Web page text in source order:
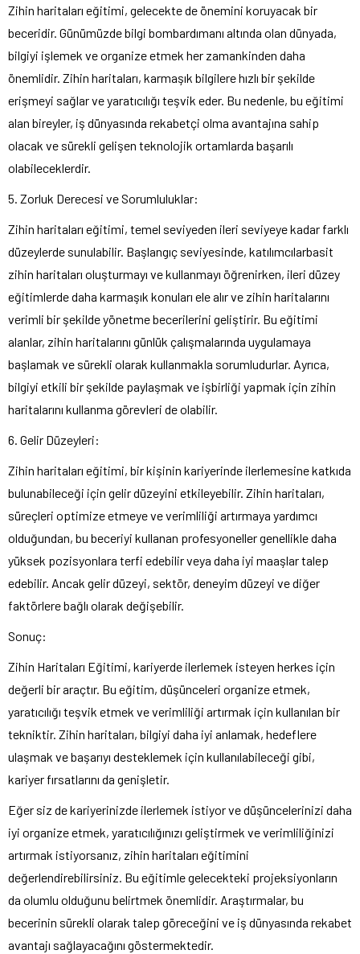
Zihin haritaları eğitimi, gelecekte de önemini koruyacak bir
beceridir. Günümüzde bilgi bombardımanı altında olan dünyada,
bilgiyi işlemek ve organize etmek her zamankinden daha
önemlidir. Zihin haritaları, karmaşık bilgilere hızlı bir şekilde
erişmeyi sağlar ve yaratıcılığı teşvik eder. Bu nedenle, bu eğitimi
alan bireyler, iş dünyasında rekabetçi olma avantajına sahip
olacak ve sürekli gelişen teknolojik ortamlarda başarılı
olabileceklerdir.
5. Zorluk Derecesi ve Sorumluluklar:
Zihin haritaları eğitimi, temel seviyeden ileri seviyeye kadar farklı
düzeylerde sunulabilir. Başlangıç ​​seviyesinde, katılımcılarbasit
zihin haritaları oluşturmayı ve kullanmayı öğrenirken, ileri düzey
eğitimlerde daha karmaşık konuları ele alır ve zihin haritalarını
verimli bir şekilde yönetme becerilerini geliştirir. Bu eğitimi
alanlar, zihin haritalarını günlük çalışmalarında uygulamaya
başlamak ve sürekli olarak kullanmakla sorumludurlar. Ayrıca,
bilgiyi etkili bir şekilde paylaşmak ve işbirliği yapmak için zihin
haritalarını kullanma görevleri de olabilir.
6. Gelir Düzeyleri:
Zihin haritaları eğitimi, bir kişinin kariyerinde ilerlemesine katkıda
bulunabileceği için gelir düzeyini etkileyebilir. Zihin haritaları,
süreçleri optimize etmeye ve verimliliği artırmaya yardımcı
olduğundan, bu beceriyi kullanan profesyoneller genellikle daha
yüksek pozisyonlara terfi edebilir veya daha iyi maaşlar talep
edebilir. Ancak gelir düzeyi, sektör, deneyim düzeyi ve diğer
faktörlere bağlı olarak değişebilir.
Sonuç:
Zihin Haritaları Eğitimi, kariyerde ilerlemek isteyen herkes için
değerli bir araçtır. Bu eğitim, düşünceleri organize etmek,
yaratıcılığı teşvik etmek ve verimliliği artırmak için kullanılan bir
tekniktir. Zihin haritaları, bilgiyi daha iyi anlamak, hedeflere
ulaşmak ve başarıyı desteklemek için kullanılabileceği gibi,
kariyer fırsatlarını da genişletir.
Eğer siz de kariyerinizde ilerlemek istiyor ve düşüncelerinizi daha
iyi organize etmek, yaratıcılığınızı geliştirmek ve verimliliğinizi
artırmak istiyorsanız, zihin haritaları eğitimini
değerlendirebilirsiniz. Bu eğitimle gelecekteki projeksiyonların
da olumlu olduğunu belirtmek önemlidir. Araştırmalar, bu
becerinin sürekli olarak talep göreceğini ve iş dünyasında rekabet
avantajı sağlayacağını göstermektedir.